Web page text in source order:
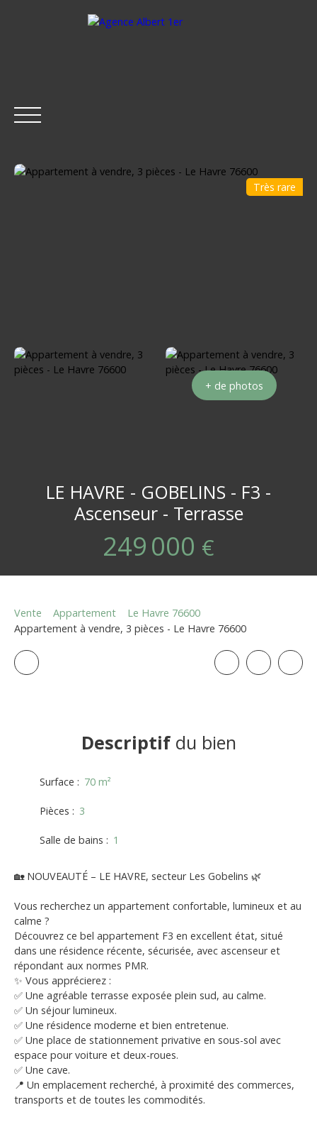
ESTIMER VENDRE
Très rare
+ de photos
LE HAVRE - GOBELINS - F3 -
Ascenseur - Terrasse
249 000 €
Vente Appartement
Le Havre 76600
Appartement à vendre, 3 pièces - Le Havre 76600
Descriptifdu bien
Surface : 70 m²
Pièces : 3
Salle de bains : 1
🏡 NOUVEAUTÉ – LE HAVRE, secteur Les Gobelins 🌿
Vous recherchez un appartement confortable, lumineux et au
calme ?
Découvrez ce bel appartement F3 en excellent état, situé
dans une résidence récente, sécurisée, avec ascenseur et
répondant aux normes PMR.
✨ Vous apprécierez :
✅ Une agréable terrasse exposée plein sud, au calme.
✅ Un séjour lumineux.
✅ Une résidence moderne et bien entretenue.
✅ Une place de stationnement privative en sous-sol avec
espace pour voiture et deux-roues.
✅ Une cave.
📍 Un emplacement recherché, à proximité des commerces,
transports et de toutes les commodités.